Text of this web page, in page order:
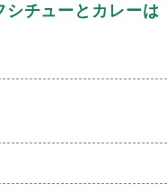
チューとカレーは